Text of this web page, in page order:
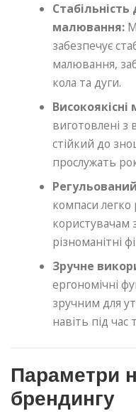
малювання:
забезпечує
малювання,
кола та дуги.
Високоякісні
виготовлені з
стійкий до
прослужать
компаси
користувачам
різноманітні
Зручне
ергономічні
зручним для
навіть під час
Параметри
брендингу